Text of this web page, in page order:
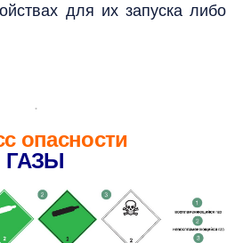
для их запуска либо
.
опасности
ГАЗЫ